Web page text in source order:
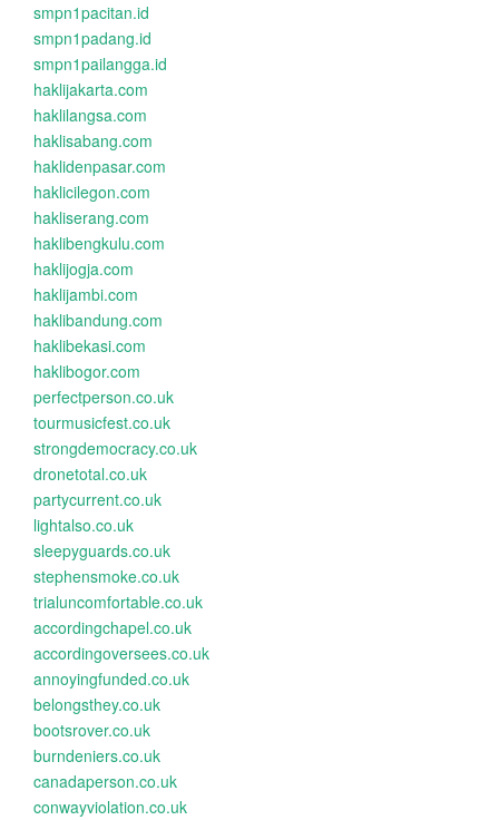
smpn1pacitan.id
smpn1padang.id
smpn1pailangga.id
haklijakarta.com
haklilangsa.com
haklisabang.com
haklidenpasar.com
haklicilegon.com
hakliserang.com
haklibengkulu.com
haklijogja.com
haklijambi.com
haklibandung.com
haklibekasi.com
haklibogor.com
perfectperson.co.uk
tourmusicfest.co.uk
strongdemocracy.co.uk
dronetotal.co.uk
partycurrent.co.uk
lightalso.co.uk
sleepyguards.co.uk
stephensmoke.co.uk
trialuncomfortable.co.uk
accordingchapel.co.uk
accordingoversees.co.uk
annoyingfunded.co.uk
belongsthey.co.uk
bootsrover.co.uk
burndeniers.co.uk
canadaperson.co.uk
conwayviolation.co.uk